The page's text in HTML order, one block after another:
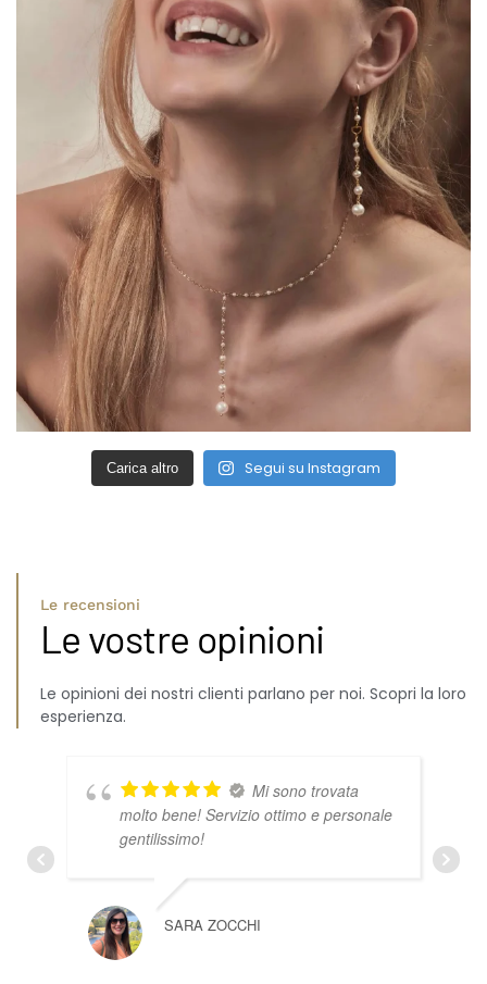
Carica altro Segui su Instagram
Le recensioni
Le vostre opinioni
Le opinioni dei nostri clienti parlano per noi. Scopri la loro
esperienza.
Mi sono trovata
molto bene! Servizio ottimo e personale
gentilissimo!
SARA ZOCCHI